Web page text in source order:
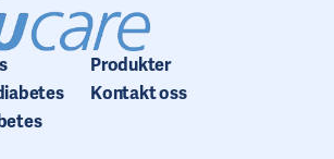
Produkter
Kontakt oss